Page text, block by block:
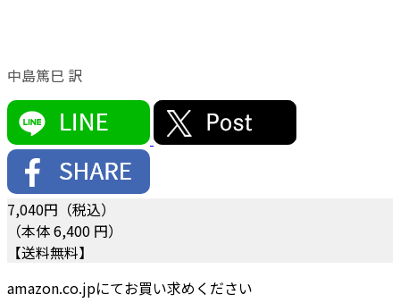
中島篤巳 訳
7,040円（税込）
（本体 6,400 円）
【送料無料】
amazon.co.jpにてお買い求めください